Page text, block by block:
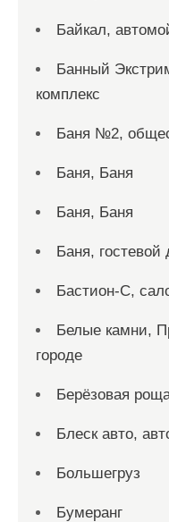
Байкал,
Банный
комплекс
Баня №2,
Баня, Баня
Баня, Баня
Баня, гостевой
Бастион-С,
Белые камни,
городе
Берёзовая
Блеск авто,
Большегруз
Бумеранг